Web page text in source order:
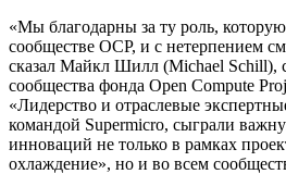
«Мы благодарны за ту роль,
сообществе OCP, и с нетерпением
сказал Майкл Шилл (Michael Schill),
сообщества фонда Open Compute
«Лидерство и отраслевые
командой Supermicro, сыграли
инноваций не только в рамках
охлаждение», но и во всем